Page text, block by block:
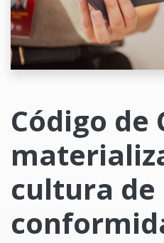
Código de
cultura de